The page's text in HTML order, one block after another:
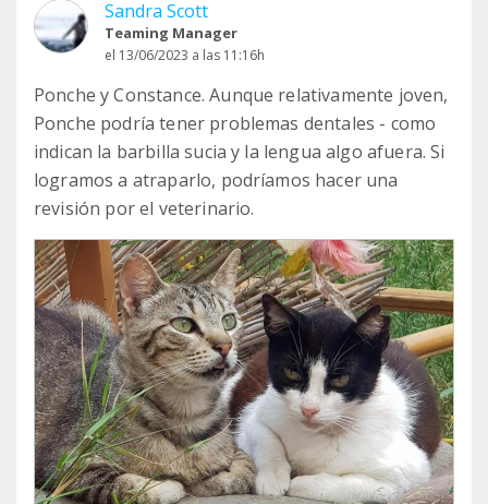
Sandra Scott
Teaming Manager
el 13/06/2023 a las 11:16h
Ponche y Constance. Aunque relativamente joven,
Ponche podría tener problemas dentales - como
indican la barbilla sucia y la lengua algo afuera. Si
logramos a atraparlo, podríamos hacer una
revisión por el veterinario.